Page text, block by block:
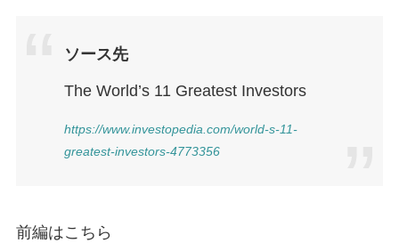
ソース先
The World’s 11 Greatest Investors
https://www.investopedia.com/world-s-11-
greatest-investors-4773356
前編はこちら